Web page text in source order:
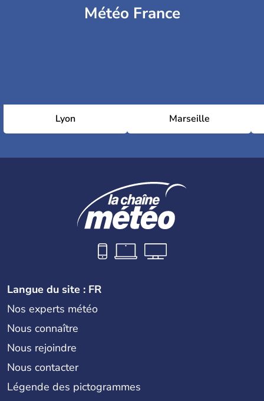
Météo France
Lyon Marseille
Langue du site : FR
Nos experts météo
Nous connaître
Nous rejoindre
Nous contacter
Légende des pictogrammes